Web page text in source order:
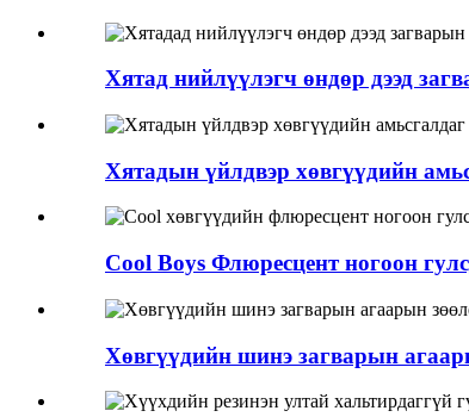
Хятад нийлүүлэгч өндөр дээд
Хятадын үйлдвэр хөвгүүдийн
Cool Boys Флюресцент ногоон
Хөвгүүдийн шинэ загварын